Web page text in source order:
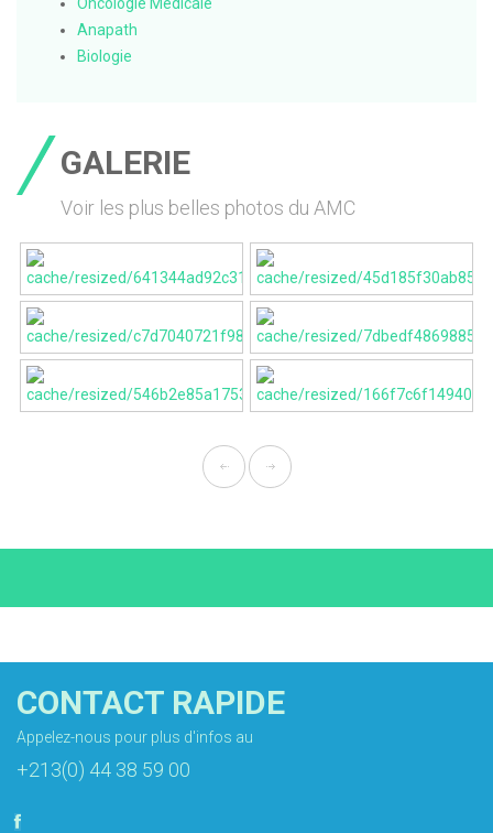
Anapath
Biologie
GALERIE
Voir les plus belles photos du AMC
CONTACT RAPIDE
Appelez-nous pour plus d'infos au
+213(0) 44 38 59 00